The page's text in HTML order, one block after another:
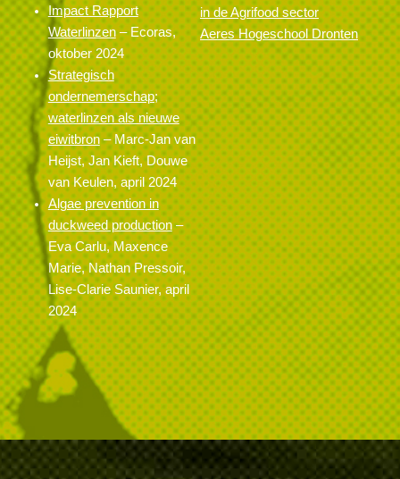
Impact Rapport
Waterlinzen– Ecoras,
oktober 2024
Strategisch
ondernemerschap;
waterlinzen als nieuwe
eiwitbron– Marc-Jan van
Heijst, Jan Kieft, Douwe
van Keulen, april 2024
Algae prevention in
duckweed production–
Eva Carlu, Maxence
Marie, Nathan Pressoir,
Lise-Clarie Saunier, april
2024
in de Agrifood sector
Aeres Hogeschool Dronten